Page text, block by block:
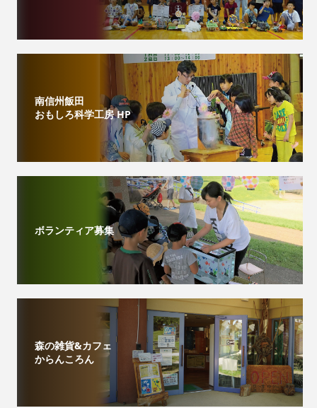
南信州飯田
おもしろ科学工房 HP
ボランティア募集
森の雑貨&カフェ
からんころん